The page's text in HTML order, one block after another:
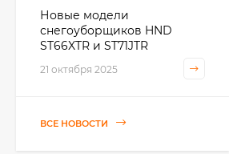
Новые модели
снегоуборщиков HND
ST66XTR и ST71JTR
21 октября 2025
ВСЕ НОВОСТИ